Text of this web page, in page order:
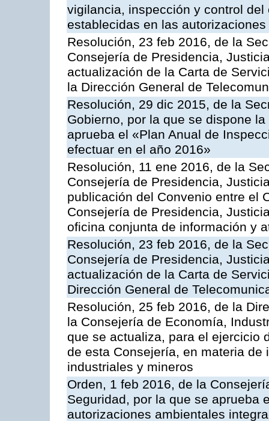
vigilancia, inspección y control
establecidas en las
Resolución, 23 feb 2016, de la
Consejería de Presidencia,
actualización de la Carta de
la Dirección General de
Resolución, 29 dic 2015, de la
Gobierno, por la que se dispone
aprueba el «Plan Anual de
efectuar en el año 2016»
Resolución, 11 ene 2016, de la
Consejería de Presidencia,
publicación del Convenio entre el
Consejería de Presidencia,
oficina conjunta de información y
Resolución, 23 feb 2016, de la
Consejería de Presidencia,
actualización de la Carta de
Dirección General de
Resolución, 25 feb 2016, de la
la Consejería de Economía,
que se actualiza, para el ejercicio
de esta Consejería, en materia
industriales y mineros
Orden, 1 feb 2016, de la
Seguridad, por la que se aprueba
autorizaciones ambientales